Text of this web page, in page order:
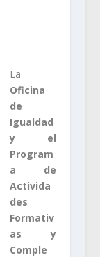
La
Oficina
de
Igualdad
y el
Program
a de
Activida
des
Formativ
as y
Comple